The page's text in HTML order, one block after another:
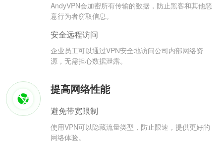
AndyVPN会加密所有传输的数据，防止黑客和其他恶
意行为者窃取信息。
安全远程访问
企业员工可以通过VPN安全地访问公司内部网络资
源，无需担心数据泄露。
提高网络性能
避免带宽限制
使用VPN可以隐藏流量类型，防止限速，提供更好的
网络体验。